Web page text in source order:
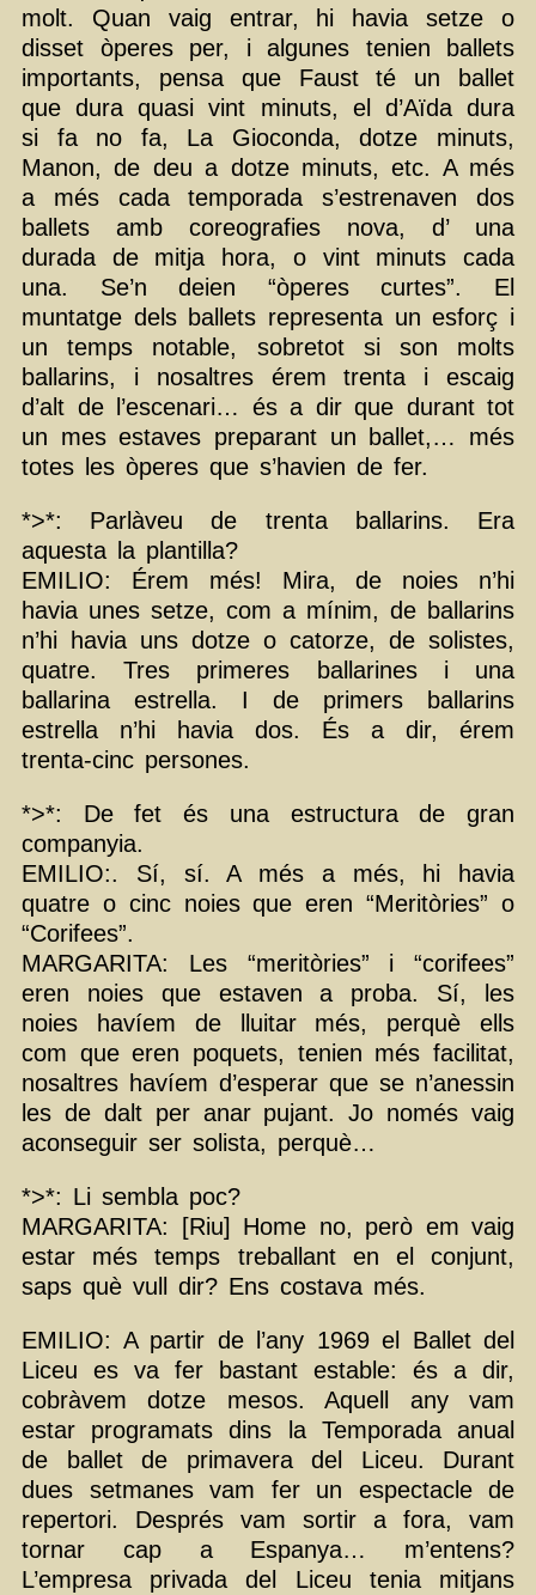
molt. Quan vaig entrar, hi havia setze o
disset òperes per, i algunes tenien ballets
importants, pensa que Faust té un ballet
que dura quasi vint minuts, el d’Aïda dura
si fa no fa, La Gioconda, dotze minuts,
Manon, de deu a dotze minuts, etc. A més
a més cada temporada s’estrenaven dos
ballets amb coreografies nova, d’ una
durada de mitja hora, o vint minuts cada
una. Se’n deien “òperes curtes”. El
muntatge dels ballets representa un esforç i
un temps notable, sobretot si son molts
ballarins, i nosaltres érem trenta i escaig
d’alt de l’escenari… és a dir que durant tot
un mes estaves preparant un ballet,… més
totes les òperes que s’havien de fer.
*>*: Parlàveu de trenta ballarins. Era
aquesta la plantilla?
EMILIO: Érem més! Mira, de noies n’hi
havia unes setze, com a mínim, de ballarins
n’hi havia uns dotze o catorze, de solistes,
quatre. Tres primeres ballarines i una
ballarina estrella. I de primers ballarins
estrella n’hi havia dos. És a dir, érem
trenta-cinc persones.
*>*: De fet és una estructura de gran
companyia.
EMILIO:. Sí, sí. A més a més, hi havia
quatre o cinc noies que eren “Meritòries” o
“Corifees”.
MARGARITA: Les “meritòries” i “corifees”
eren noies que estaven a proba. Sí, les
noies havíem de lluitar més, perquè ells
com que eren poquets, tenien més facilitat,
nosaltres havíem d’esperar que se n’anessin
les de dalt per anar pujant. Jo només vaig
aconseguir ser solista, perquè…
*>*: Li sembla poc?
MARGARITA: [Riu] Home no, però em vaig
estar més temps treballant en el conjunt,
saps què vull dir? Ens costava més.
EMILIO: A partir de l’any 1969 el Ballet del
Liceu es va fer bastant estable: és a dir,
cobràvem dotze mesos. Aquell any vam
estar programats dins la Temporada anual
de ballet de primavera del Liceu. Durant
dues setmanes vam fer un espectacle de
repertori. Després vam sortir a fora, vam
tornar cap a Espanya… m’entens?
L’empresa privada del Liceu tenia mitjans